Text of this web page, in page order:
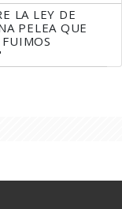
LA LEY DE
PELEA QUE